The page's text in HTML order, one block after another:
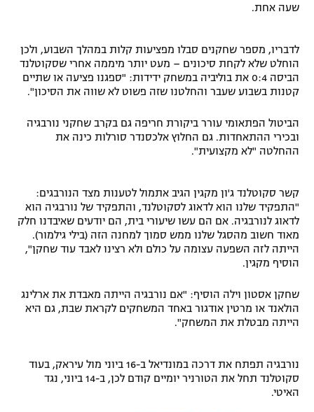
שעה אחת.
לדבריו, מספר שחקנים סבלו מפציעות קלות במהלך השבוע, ולכן
הוחלט שלא לקחת סיכונים – מעט יותר מיממה אחרי שסקוטלנד
הביסה 0:4 את בוליביה במשחק ידידות: "ספגנו פציעה או שתיים
קטנות בשבוע שעבר והחלטנו שזה פשוט לא שווה את הסיכון".
הביטול הפתאומי עורר ביקורת חריפה גם בקרב שחקני נורבגיה
ובכירי ההתאחדות. גם החלוץ אלכסנדר סורלות כינה את
ההחלטה "לא מקצועית".
קשר סקוטלנד ג'ון מקגין הגיב אתמול לטענות מצד הנורבגים:
"התפקיד שלנו הוא לדאוג לסקוטלנד, והתפקיד של נורבגיה הוא
לדאוג לנורבגיה. אם הם עשו שיעורי בית, הם יודעים שאיבדנו חלק
מאוד חשוב מהסגל שלנו ממש סמוך למחנה הזה (בילי גילמור).
הייתה לזה השפעה עצומה על כולם ולא רצינו לאבד עוד שחקן",
הוסיף מקגין.
שחקן אסטון וילה הוסיף: "אם נורבגיה הייתה מאבדת את ארלינג
הולאנד או מרטין אודגור באחד המשחקים לקראת שבת, גם היא
הייתה מבטלת את המשחק".
נורבגיה תפתח את דרכה במונדיאל ב-16 ביוני מול עיראק, בעוד
סקוטלנד תחל את הטורניר יומיים קודם לכן, ב-14 ביוני, נגד
האיטי.